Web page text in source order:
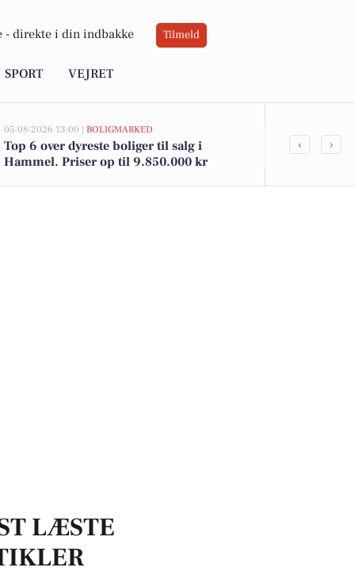
- direkte i din indbakke Tilmeld
SPORT VEJRET
05-08-2026 13:00 | BOLIGMARKED
Top 6 over dyreste boliger til salg i
Hammel. Priser op til 9.850.000 kr
‹ ›
LÆSTE